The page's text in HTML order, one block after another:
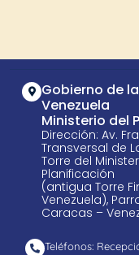
Gobierno de
Venezuela
Ministerio del
Dirección: Av.
Transversal de
Torre del
Planificación
(antigua Torre
Venezuela),
Caracas –
Teléfonos: